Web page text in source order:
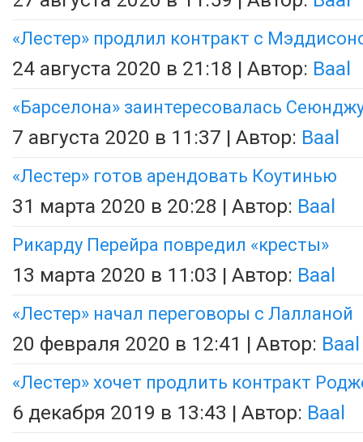
«Лестер» продлил контракт с
24 августа 2020 в 21:18 | Автор: Baal
«Барселона» заинтересовалась
7 августа 2020 в 11:37 | Автор: Baal
«Лестер» готов арендовать Коутинью
31 марта 2020 в 20:28 | Автор: Baal
Рикарду Перейра повредил «кресты»
13 марта 2020 в 11:03 | Автор: Baal
«Лестер» начал переговоры с Лалланой
20 февраля 2020 в 12:41 | Автор: Baal
«Лестер» хочет продлить контракт
6 декабря 2019 в 13:43 | Автор: Baal